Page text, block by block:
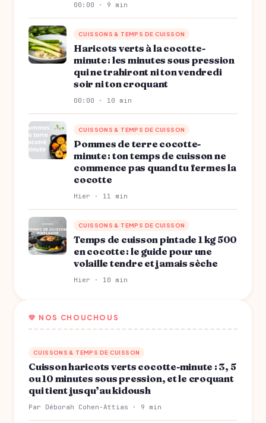
00:00 · 9 min
CUISSONS & TEMPS DE CUISSON
Haricots verts à la cocotte-
minute : les minutes sous pression
qui ne trahiront ni ton vendredi
soir ni ton croquant
00:00 · 10 min
CUISSONS & TEMPS DE CUISSON
Pommes de terre cocotte-
minute : ton temps de cuisson ne
commence pas quand tu fermes la
cocotte
Hier · 11 min
CUISSONS & TEMPS DE CUISSON
Temps de cuisson pintade 1 kg 500
en cocotte : le guide pour une
volaille tendre et jamais sèche
Hier · 10 min
💛 NOS CHOUCHOUS
CUISSONS & TEMPS DE CUISSON
Cuisson haricots verts cocotte-minute : 3, 5
ou 10 minutes sous pression, et le croquant
qui tient jusqu’au kidoush
Par Déborah Cohen-Attias · 9 min